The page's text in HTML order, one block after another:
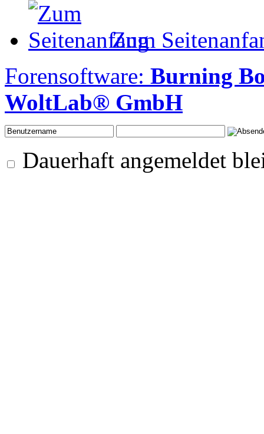
Zum
Forensoftware: Burning
WoltLab® GmbH
Dauerhaft angemeldet